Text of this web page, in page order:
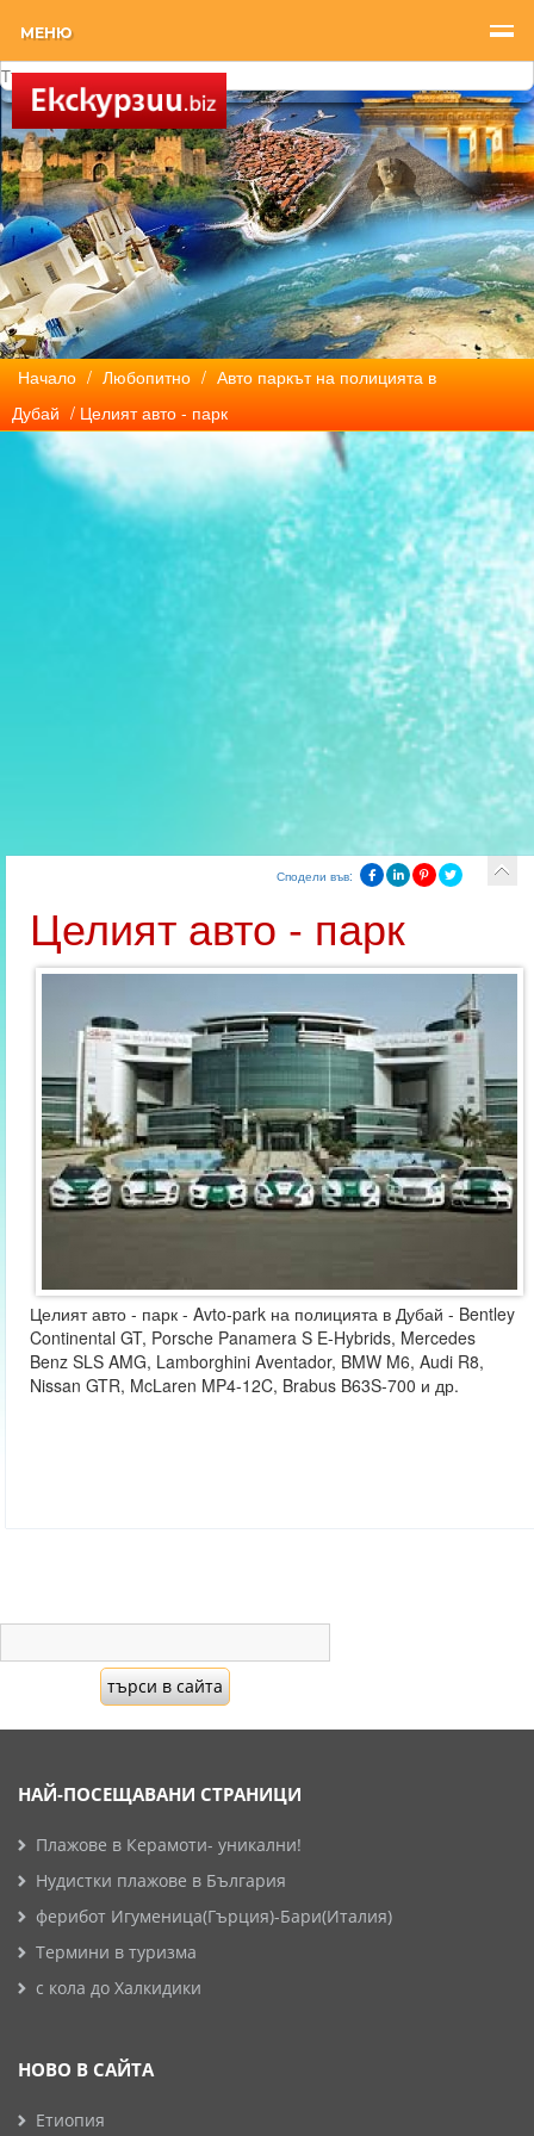
МЕНЮ
Начало / Любопитно / Авто паркът на полицията в
Дубай / Целият авто - парк
Сподели във:
Целият авто - парк
Целият авто - парк - Avto-park на полицията в Дубай - Bentley
Continental GT, Porsche Panamera S E-Hybrids, Mercedes
Benz SLS AMG, Lamborghini Aventador, BMW M6, Audi R8,
Nissan GTR, McLaren MP4-12C, Brabus B63S-700 и др.
НАЙ-ПОСЕЩАВАНИ СТРАНИЦИ
Плажове в Керамоти- уникални!
Нудистки плажове в България
ферибот Игуменица(Гърция)-Бари(Италия)
Термини в туризма
с кола до Халкидики
НОВО В САЙТА
Етиопия